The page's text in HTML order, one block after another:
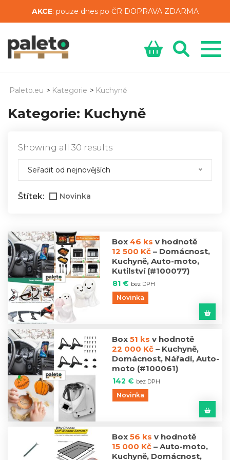
AKCE: pouze dnes po ČR DOPRAVA ZDARMA
Paleto.eu > Kategorie > Kuchyně
Kategorie: Kuchyně
Showing all 30 resultsSorted
Seřadit od nejnovějších
Štítek: Novinka
Box46 ks v hodnotě
12 500 Kč – Domácnost,
Kuchyně, Auto-moto,
Kutilství(#100077)
81€ bez DPH
Novinka
Box51 ks v hodnotě
22 000 Kč – Kuchyně,
Domácnost, Nářadí, Auto-
moto (#100061)
142€ bez DPH
Novinka
Box56 ks v hodnotě
15 000 Kč –Auto-moto,
Kuchyně, Domácnost,